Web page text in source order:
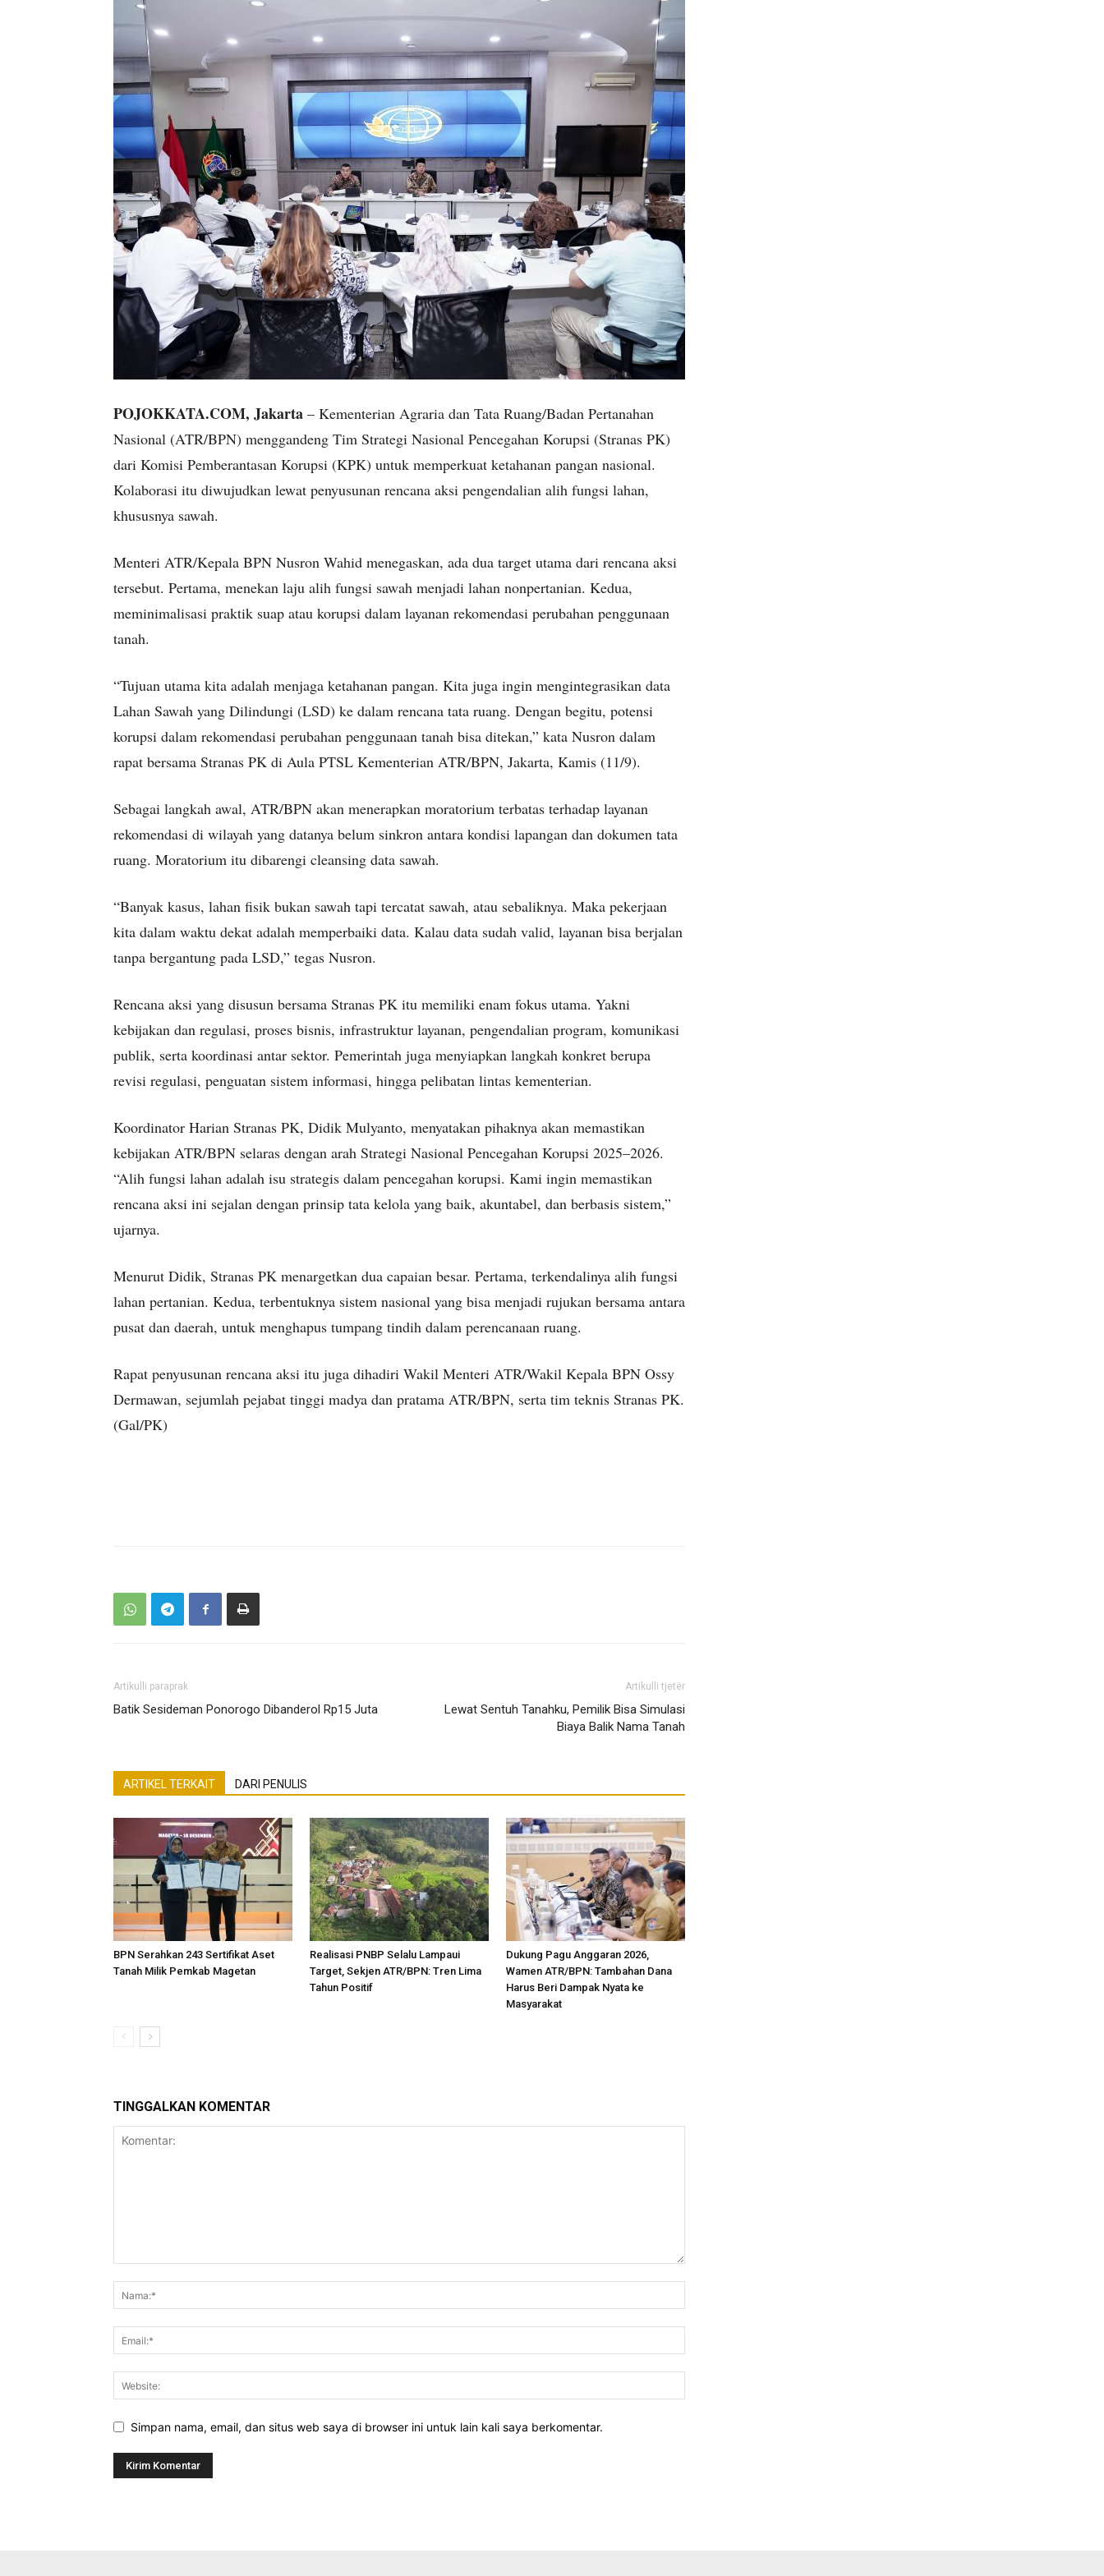
POJOKKATA.COM, Jakarta – Kementerian Agraria dan Tata Ruang/Badan Pertanahan
Nasional (ATR/BPN) menggandeng Tim Strategi Nasional Pencegahan Korupsi (Stranas PK)
dari Komisi Pemberantasan Korupsi (KPK) untuk memperkuat ketahanan pangan nasional.
Kolaborasi itu diwujudkan lewat penyusunan rencana aksi pengendalian alih fungsi lahan,
khususnya sawah.
Menteri ATR/Kepala BPN Nusron Wahid menegaskan, ada dua target utama dari rencana aksi
tersebut. Pertama, menekan laju alih fungsi sawah menjadi lahan nonpertanian. Kedua,
meminimalisasi praktik suap atau korupsi dalam layanan rekomendasi perubahan penggunaan
tanah.
“Tujuan utama kita adalah menjaga ketahanan pangan. Kita juga ingin mengintegrasikan data
Lahan Sawah yang Dilindungi (LSD) ke dalam rencana tata ruang. Dengan begitu, potensi
korupsi dalam rekomendasi perubahan penggunaan tanah bisa ditekan,” kata Nusron dalam
rapat bersama Stranas PK di Aula PTSL Kementerian ATR/BPN, Jakarta, Kamis (11/9).
Sebagai langkah awal, ATR/BPN akan menerapkan moratorium terbatas terhadap layanan
rekomendasi di wilayah yang datanya belum sinkron antara kondisi lapangan dan dokumen tata
ruang. Moratorium itu dibarengi cleansing data sawah.
“Banyak kasus, lahan fisik bukan sawah tapi tercatat sawah, atau sebaliknya. Maka pekerjaan
kita dalam waktu dekat adalah memperbaiki data. Kalau data sudah valid, layanan bisa berjalan
tanpa bergantung pada LSD,” tegas Nusron.
Rencana aksi yang disusun bersama Stranas PK itu memiliki enam fokus utama. Yakni
kebijakan dan regulasi, proses bisnis, infrastruktur layanan, pengendalian program, komunikasi
publik, serta koordinasi antar sektor. Pemerintah juga menyiapkan langkah konkret berupa
revisi regulasi, penguatan sistem informasi, hingga pelibatan lintas kementerian.
Koordinator Harian Stranas PK, Didik Mulyanto, menyatakan pihaknya akan memastikan
kebijakan ATR/BPN selaras dengan arah Strategi Nasional Pencegahan Korupsi 2025–2026.
“Alih fungsi lahan adalah isu strategis dalam pencegahan korupsi. Kami ingin memastikan
rencana aksi ini sejalan dengan prinsip tata kelola yang baik, akuntabel, dan berbasis sistem,”
ujarnya.
Menurut Didik, Stranas PK menargetkan dua capaian besar. Pertama, terkendalinya alih fungsi
lahan pertanian. Kedua, terbentuknya sistem nasional yang bisa menjadi rujukan bersama antara
pusat dan daerah, untuk menghapus tumpang tindih dalam perencanaan ruang.
Rapat penyusunan rencana aksi itu juga dihadiri Wakil Menteri ATR/Wakil Kepala BPN Ossy
Dermawan, sejumlah pejabat tinggi madya dan pratama ATR/BPN, serta tim teknis Stranas PK.
(Gal/PK)
Artikulli paraprak
Batik Sesideman Ponorogo Dibanderol Rp15 Juta
Artikulli tjetër
Lewat Sentuh Tanahku, Pemilik Bisa Simulasi
Biaya Balik Nama Tanah
ARTIKEL TERKAIT DARI PENULIS
BPN Serahkan 243 Sertifikat Aset
Tanah Milik Pemkab Magetan
Realisasi PNBP Selalu Lampaui
Target, Sekjen ATR/BPN: Tren Lima
Tahun Positif
Dukung Pagu Anggaran 2026,
Wamen ATR/BPN: Tambahan Dana
Harus Beri Dampak Nyata ke
Masyarakat
TINGGALKAN KOMENTAR
Simpan nama, email, dan situs web saya di browser ini untuk lain kali saya berkomentar.